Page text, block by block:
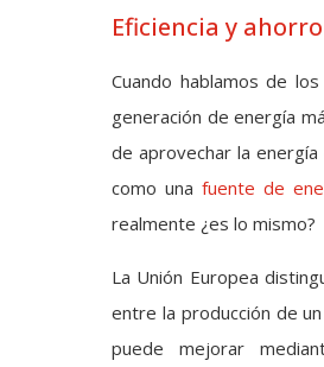
Eficiencia y
Cuando hablamos de
generación de energía
de aprovechar la
como una fuente de
realmente ¿es lo mismo?
La Unión Europea
entre la producción de
puede mejorar